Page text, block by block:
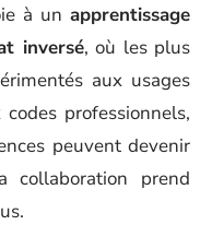
à un apprentissage
inversé, où les plus
aux usages
professionnels,
peuvent devenir
collaboration prend